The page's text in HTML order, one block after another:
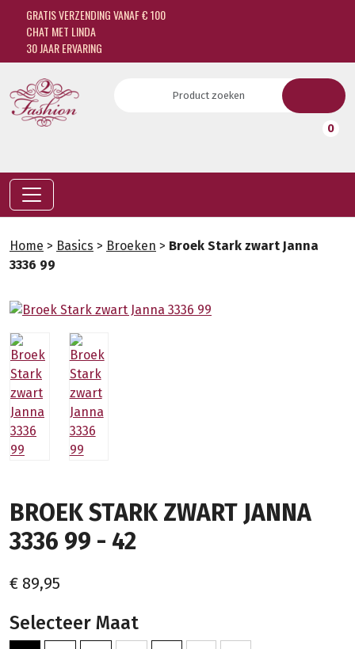
GRATIS VERZENDING VANAF € 100
CHAT MET LINDA
30 JAAR ERVARING
0
Home > Basics > Broeken > Broek Stark zwart Janna
3336 99
BROEK STARK ZWART JANNA
3336 99 - 42
€ 89,95
Selecteer Maat